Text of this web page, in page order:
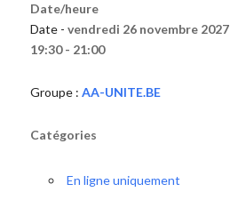
Date/heure
Date - vendredi 26 novembre 2027
19:30 - 21:00
Groupe : AA-UNITE.BE
Catégories
En ligne uniquement